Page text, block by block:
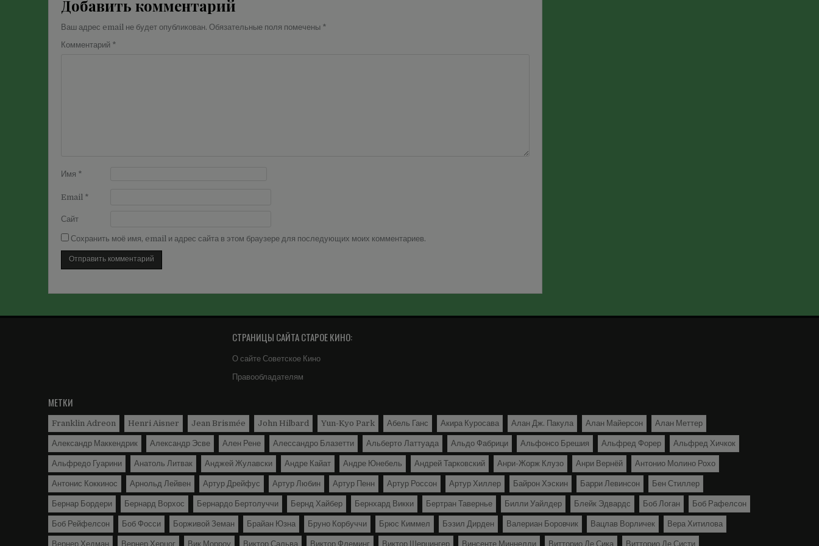
Добавить комментарий
Ваш адрес email не будет опубликован. Обязательные поля помечены *
Комментарий *
Имя *
Email *
Сайт
Сохранить моё имя, email и адрес сайта в этом браузере для последующих моих комментариев.
СТРАНИЦЫ САЙТА СТАРОЕ КИНО:
О сайте Советское Кино
Правообладателям
МЕТКИ
Franklin Adreon Henri Aisner Jean Brismée John Hilbard Yun-Kyo Park Абель Ганс Акира Куросава Алан Дж. Пакула Алан Майерсон Алан Меттер
Александр Маккендрик Александр Эсве Ален Рене Алессандро Блазетти Альбертo Латтуада Альдо Фабрици Альфонсо Брешия Альфред Форер Альфред Хичкок
Альфредо Гуарини Анатоль Литвак Анджей Жулавски Андре Кайат Андре Юнебель Андрей Тарковский Анри-Жорж Клузо Анри Вернёй Антонио Молино Рохо
Антонис Коккинос Арнольд Лейвен Артур Дрейфус Артур Любин Артур Пенн Артур Россон Артур Хиллер Байрон Хэскин Барри Левинсон Бен Стиллер
Бернар Бордери Бернард Ворхос Бернардо Бертолуччи Бернд Хайбер Бернхард Викки Бертран Тавернье Билли Уайлдер Блейк Эдвардс Боб Логан Боб Рафелсон
Боб Рейфелсон Боб Фосси Борживой Земан Брайан Юзна Бруно Корбуччи Брюс Киммел Бэзил Дирден Валериан Боровчик Вацлав Ворличек Вера Хитилова
Вернер Хедман Вернер Херцог Вик Морроу Виктор Сальва Виктор Флеминг Виктор Шерцингер Винсенте Миннелли Витторио Де Сика Витторио Де Систи